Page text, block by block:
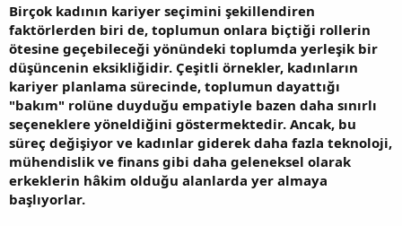
Birçok kadının kariyer seçimini şekillendiren
faktörlerden biri de, toplumun onlara biçtiği rollerin
ötesine geçebileceği yönündeki toplumda yerleşik bir
düşüncenin eksikliğidir. Çeşitli örnekler, kadınların
kariyer planlama sürecinde, toplumun dayattığı
"bakım" rolüne duyduğu empatiyle bazen daha sınırlı
seçeneklere yöneldiğini göstermektedir. Ancak, bu
süreç değişiyor ve kadınlar giderek daha fazla teknoloji,
mühendislik ve finans gibi daha geleneksel olarak
erkeklerin hâkim olduğu alanlarda yer almaya
başlıyorlar.